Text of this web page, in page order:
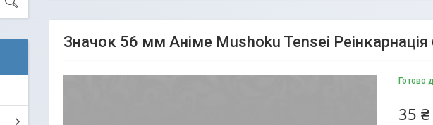
Значок 56 мм Аніме Mushoku Tensei Реінкарнація
Готово
35 ₴